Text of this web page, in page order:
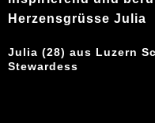
Herzensgrüsse Julia
Julia (28) aus Luzern
Stewardess